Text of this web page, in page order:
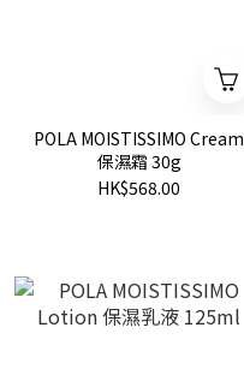
POLA MOISTISSIMO Cream
保濕霜 30g
HK$568.00